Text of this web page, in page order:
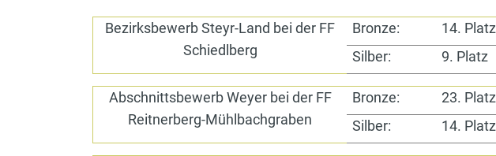
Bezirksbewerb Steyr-Land bei der FF
Schiedlberg
Bronze:
14. Platz
Silber:
9. Platz
Abschnittsbewerb Weyer bei der FF
Reitnerberg-Mühlbachgraben
Bronze:
23. Platz
Silber:
14. Platz